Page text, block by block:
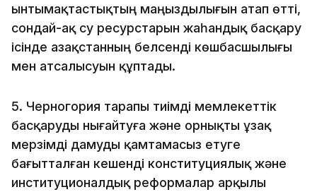
ынтымақтастықтың маңыздылығын атап өтті,
сондай-ақ су ресурстарын жаһандық басқару
ісінде Қазақстанның белсенді көшбасшылығы
мен атсалысуын құптады.
5. Черногория тарапы тиімді мемлекеттік
басқаруды нығайтуға және орнықты ұзақ
мерзімді дамуды қамтамасыз етуге
бағытталған кешенді конституциялық және
институционалдық реформалар арқылы